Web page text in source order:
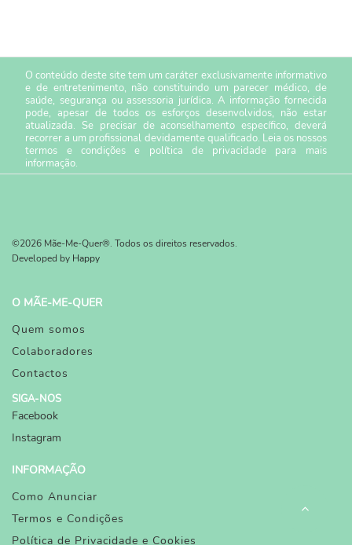
O conteúdo deste site tem um caráter exclusivamente informativo
e de entretenimento, não constituindo um parecer médico, de
saúde, segurança ou assessoria jurídica. A informação fornecida
pode, apesar de todos os esforços desenvolvidos, não estar
atualizada. Se precisar de aconselhamento específico, deverá
recorrer a um profissional devidamente qualificado. Leia os nossos
termos e condiçõese política de privacidade para mais
informação.
©2026 Mãe-Me-Quer®. Todos os direitos reservados.
Developed by Happy
O MÃE-ME-QUER
Quem somos
Colaboradores
Contactos
SIGA-NOS
Facebook
Instagram
INFORMAÇÃO
Como Anunciar
Termos e Condições
Política de Privacidade e Cookies